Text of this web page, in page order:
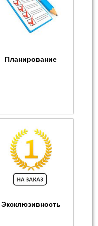
Планирование
Эксклюзивность